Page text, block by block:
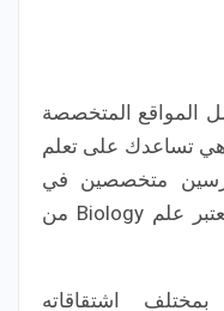
المواقع المتخصصة
هي تساعدك على تعلم
متخصصين في
المؤسسات والمعاهد التعليمية. يعتبر علم Biology من
اشتقاقاته